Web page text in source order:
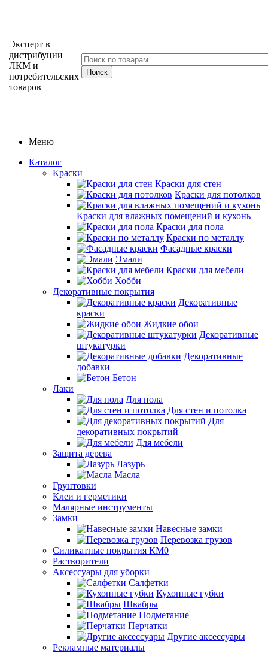
Эксперт в
дистрибуции
ЛКМ и
потребительских
товаров
Меню
Каталог
Краски
Краски для стен
Краски для потолков
Краски для влажных помещений и кухонь
Краски для пола
Краски по металлу
Фасадные краски
Эмали
Краски для мебели
Хобби
Декоративные покрытия
Декоративные
краски
Жидкие обои
Декоративные
штукатурки
Декоративные
добавки
Бетон
Лаки
Для пола
Для стен и потолка
Для
декоративных покрытий
Для мебели
Защита дерева
Лазурь
Масла
Грунтовки
Клеи и герметики
Малярные инструменты
Замки
Навесные замки
Перевозка грузов
Силикатные покрытия КМ0
Растворители
Аксессуары для уборки
Салфетки
Кухонные губки
Швабры
Подметание
Перчатки
Другие аксессуары
Рекламные материалы